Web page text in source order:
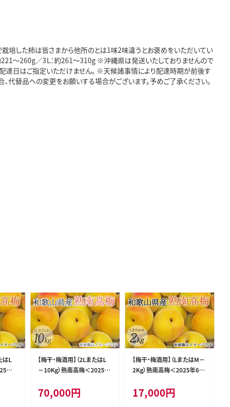
培した柿は皆さまから他所のとは1味2味違うとお褒めをいただいてい
221～260g／3Ｌ：約261～310g ※沖縄県は発送いたしておりませんので
達日はご指定いただけません。 ※天候諸事情により配達時期が前後す
替品への変更をお願いする場合がございます。予めご了承ください。
はL
年6
【梅干・梅酒用】（2LまたはL
－10Kg）熟南高梅＜2025年
次発送予定＞【art011A】
70,000円
【梅干・梅酒用】（LまたはM－
2Kg）熟南高梅＜2025年6月
送予定＞【art012A】
17,000円